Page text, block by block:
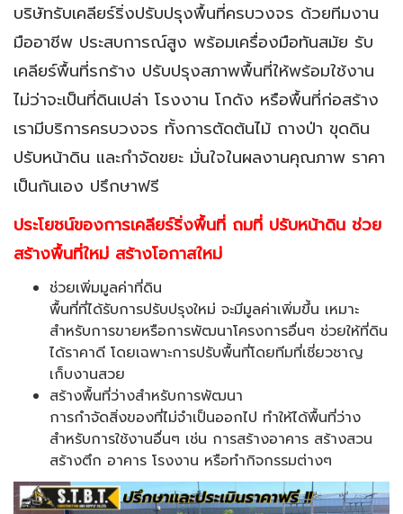
บริษัทรับเคลียร์ริ่งปรับปรุงพื้นที่ครบวงจร ด้วยทีมงาน
มืออาชีพ ประสบการณ์สูง พร้อมเครื่องมือทันสมัย รับ
เคลียร์พื้นที่รกร้าง ปรับปรุงสภาพพื้นที่ให้พร้อมใช้งาน
ไม่ว่าจะเป็นที่ดินเปล่า โรงงาน โกดัง หรือพื้นที่ก่อสร้าง
เรามีบริการครบวงจร ทั้งการตัดต้นไม้ ถางป่า ขุดดิน
ปรับหน้าดิน และกำจัดขยะ มั่นใจในผลงานคุณภาพ ราคา
เป็นกันเอง ปรึกษาฟรี
ประโยชน์ของการเคลียร์ริ่งพื้นที่ ถมที่ ปรับหน้าดิน ช่วย
สร้างพื้นที่ใหม่ สร้างโอกาสใหม่
ช่วยเพิ่มมูลค่าที่ดิน
พื้นที่ที่ได้รับการปรับปรุงใหม่ จะมีมูลค่าเพิ่มขึ้น เหมาะ
สำหรับการขายหรือการพัฒนาโครงการอื่นๆ ช่วยให้ที่ดิน
ได้ราคาดี โดยเฉพาะการปรับพื้นที่โดยทีมที่เชี่ยวชาญ
เก็บงานสวย
สร้างพื้นที่ว่างสำหรับการพัฒนา
การกำจัดสิ่งของที่ไม่จำเป็นออกไป ทำให้ได้พื้นที่ว่าง
สำหรับการใช้งานอื่นๆ เช่น การสร้างอาคาร สร้างสวน
สร้างตึก อาคาร โรงงาน หรือทำกิจกรรมต่างๆ